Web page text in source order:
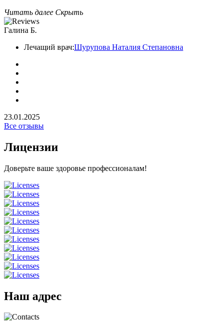
Читать далее Скрыть
Галина Б.
Лечащий врач:Шурупова Наталия Степановна
23.01.2025
Все отзывы
Лицензии
Доверьте ваше здоровье профессионалам!
Наш адрес